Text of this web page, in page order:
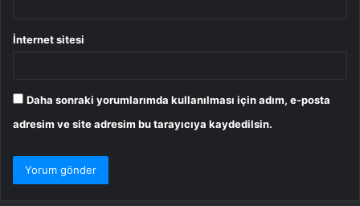
İnternet sitesi
Daha sonraki yorumlarımda kullanılması için adım, e-posta
adresim ve site adresim bu tarayıcıya kaydedilsin.